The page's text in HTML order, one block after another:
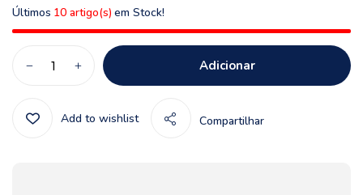
Últimos 10 artigo(s) em Stock!
Adicionar
Add to wishlist Compartilhar